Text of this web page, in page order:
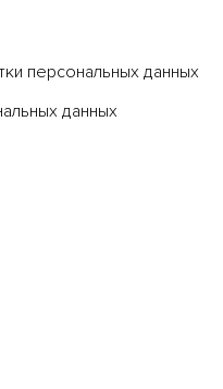
персональных данных
данных